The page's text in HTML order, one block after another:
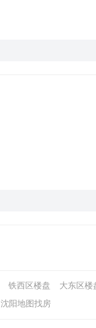
铁西区楼盘 大东区楼
沈阳地图找房